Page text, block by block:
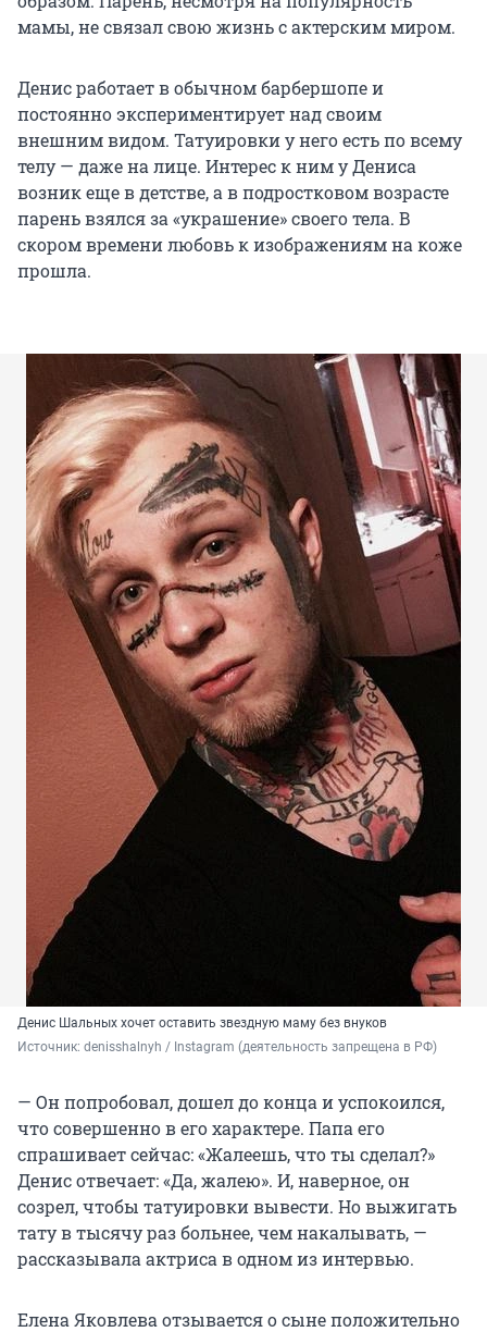
мамы, не связал свою жизнь с актерским миром.
Денис работает в обычном барбершопе и
постоянно экспериментирует над своим
внешним видом. Татуировки у него есть по всему
телу — даже на лице. Интерес к ним у Дениса
возник еще в детстве, а в подростковом возрасте
парень взялся за «украшение» своего тела. В
скором времени любовь к изображениям на коже
прошла.
Денис Шальных хочет оставить звездную маму без внуков
Источник: denisshalnyh / Instagram (деятельность запрещена в РФ)
— Он попробовал, дошел до конца и успокоился,
что совершенно в его характере. Папа его
спрашивает сейчас: «Жалеешь, что ты сделал?»
Денис отвечает: «Да, жалею». И, наверное, он
созрел, чтобы татуировки вывести. Но выжигать
тату в тысячу раз больнее, чем накалывать, —
рассказывала актриса в одном из интервью.
Елена Яковлева отзывается о сыне положительно